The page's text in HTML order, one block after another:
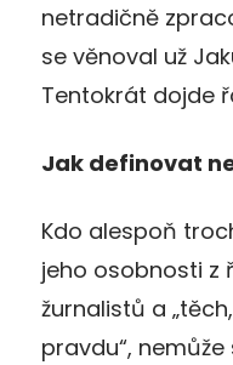
netradičně
se věnoval už
Tentokrát dojde
Jak definovat
Kdo alespoň
jeho osobnosti z
žurnalistů a
pravdu“,